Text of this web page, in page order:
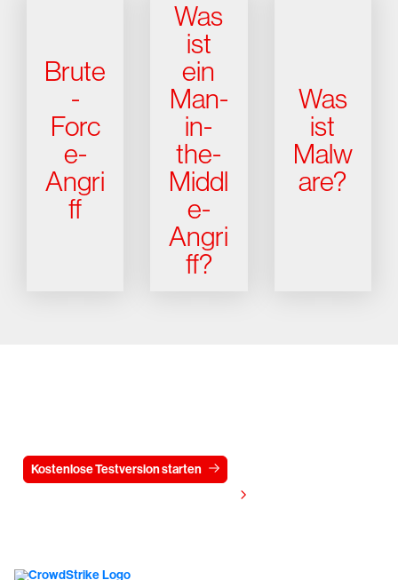
Brute
-
Forc
e-
Angri
ff
Was
ist
ein
Man-
in-
the-
Middl
e-
Angri
ff?
Was
ist
Malw
are?
Kostenlose Testversion starten